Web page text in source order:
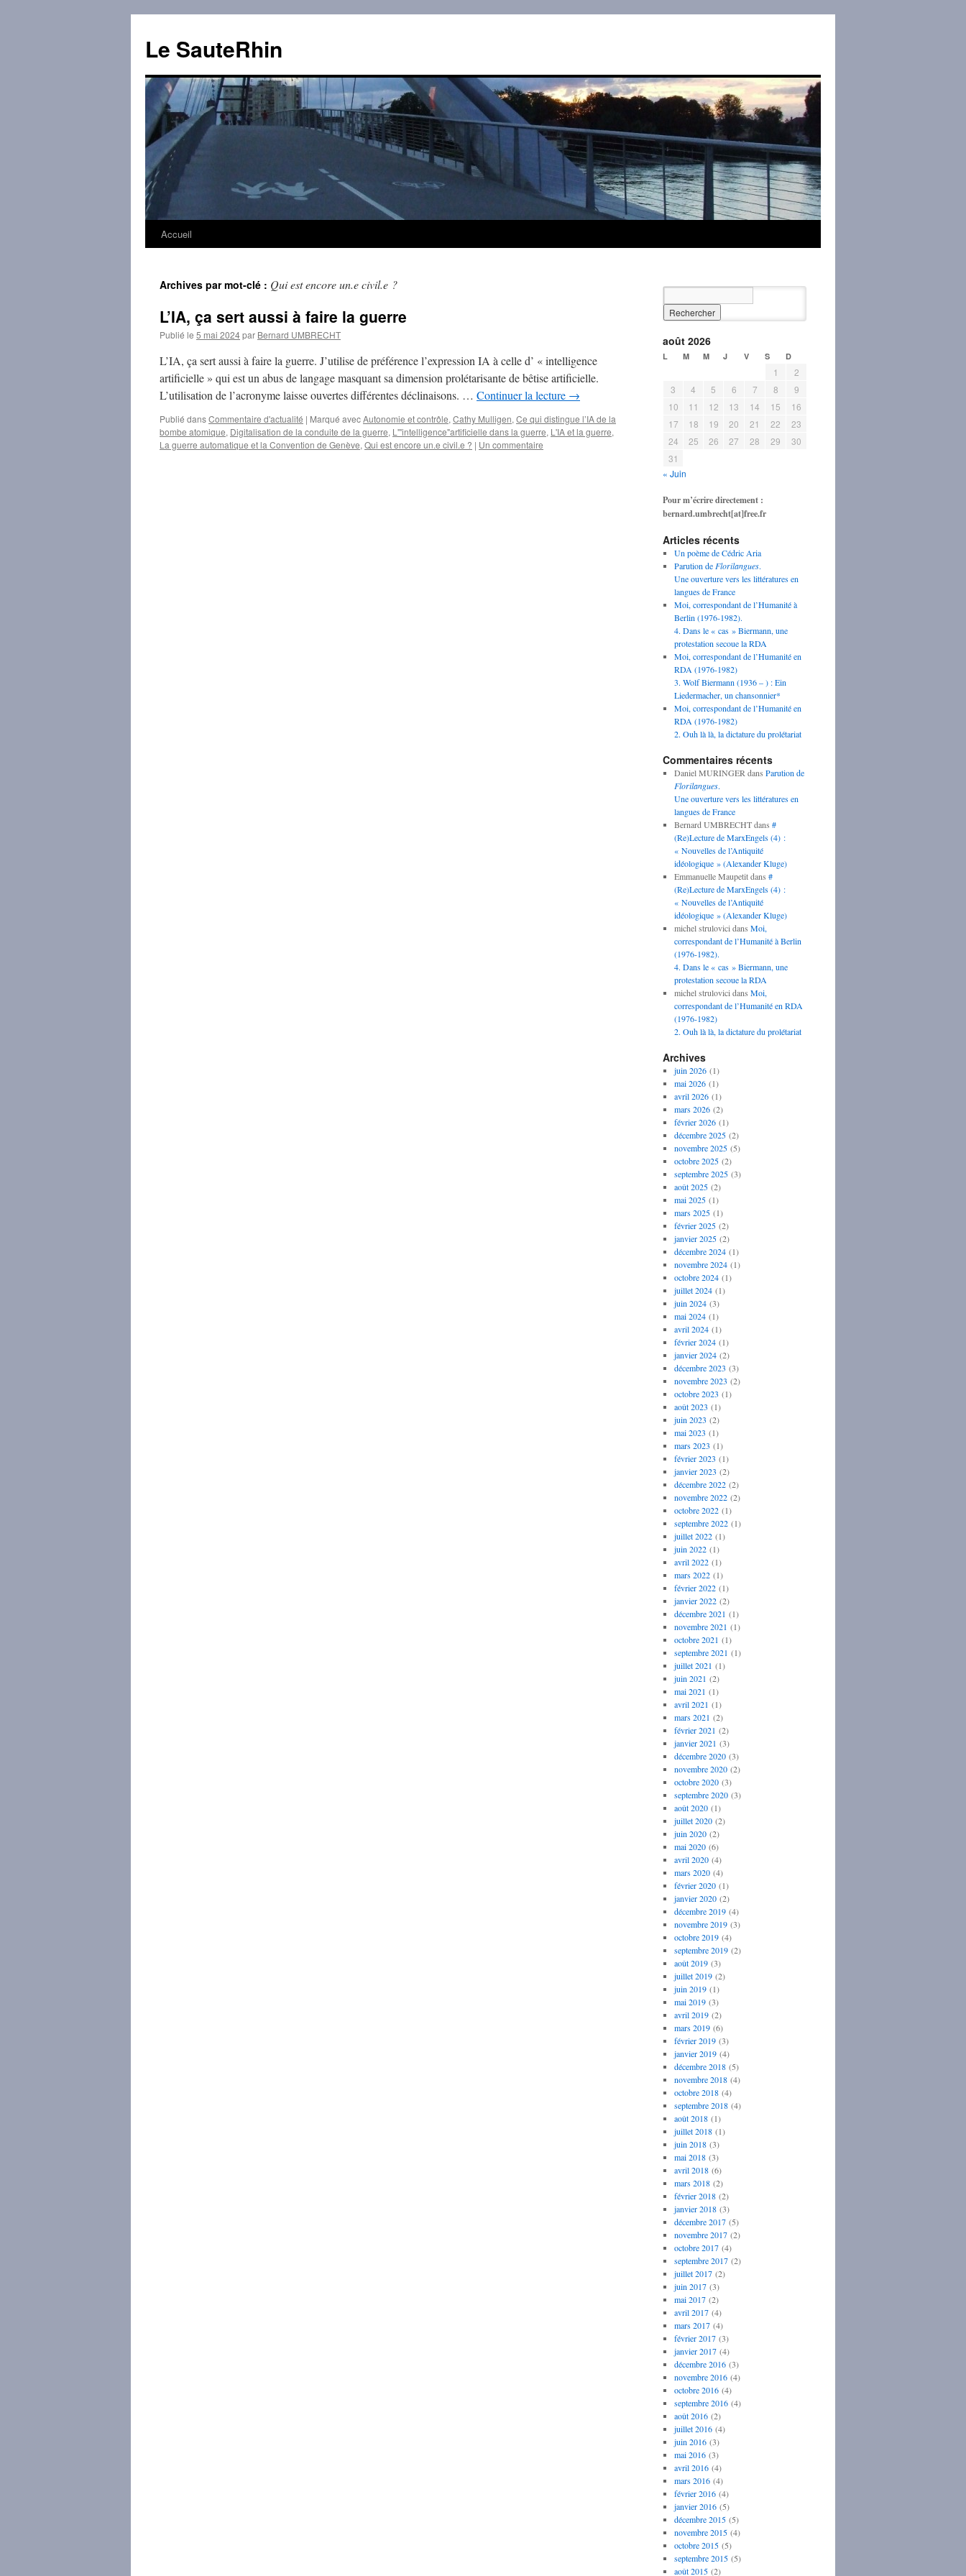
contenu
Le SauteRhin
Accueil
Archives par mot-clé : Qui est encore un.e civil.e ?
L’IA, ça sert aussi à faire la guerre
Publié le 5 mai 2024par Bernard UMBRECHT
L’IA, ça sert aussi à faire la guerre. J’utilise de préférence l’expression IA à celle d’ « intelligence
artificielle » qui est un abus de langage masquant sa dimension prolétarisante de bêtise artificielle.
L’utilisation de l’acronyme laisse ouvertes différentes déclinaisons. … Continuer la lecture →
Publié dansCommentaire d'actualité | Marqué avecAutonomie et contrôle, Cathy Mulligen, Ce qui distingue l’IA de la
bombe atomique, Digitalisation de la conduite de la guerre, L'"intelligence"artificielle dans la guerre, L'IA et la guerre,
La guerre automatique et la Convention de Genève, Qui est encore un.e civil.e ? | Un commentaire
août 2026
L M M J V S D
1
2
3
4 5 6 7 8
9
10
11 12 13 14 15
16
17
18 19 20 21 22
23
24
25 26 27 28 29
30
31
« Juin
Pour m’écrire directement :
bernard.umbrecht[at]free.fr
Articles récents
Un poème de Cédric Aria
Parution de Florilangues.
Une ouverture vers les littératures en
langues de France
Moi, correspondant de l’Humanité à
Berlin (1976-1982).
4. Dans le « cas » Biermann, une
protestation secoue la RDA
Moi, correspondant de l’Humanité en
RDA (1976-1982)
3. Wolf Biermann (1936 – ) : Ein
Liedermacher, un chansonnier*
Moi, correspondant de l’Humanité en
RDA (1976-1982)
2. Ouh là là, la dictature du prolétariat
Commentaires récents
Daniel MURINGER dans Parution de
Florilangues.
Une ouverture vers les littératures en
langues de France
Bernard UMBRECHTdans #
(Re)Lecture de MarxEngels (4) :
« Nouvelles de l’Antiquité
idéologique » (Alexander Kluge)
Emmanuelle Maupetitdans #
(Re)Lecture de MarxEngels (4) :
« Nouvelles de l’Antiquité
idéologique » (Alexander Kluge)
michel strulovici dans Moi,
correspondant de l’Humanité à Berlin
(1976-1982).
4. Dans le « cas » Biermann, une
protestation secoue la RDA
michel strulovici dans Moi,
correspondant de l’Humanité en RDA
(1976-1982)
2. Ouh là là, la dictature du prolétariat
Archives
juin 2026(1)
mai 2026(1)
avril 2026(1)
mars 2026(2)
février 2026(1)
décembre 2025(2)
novembre 2025(5)
octobre 2025(2)
septembre 2025(3)
août 2025(2)
mai 2025(1)
mars 2025(1)
février 2025(2)
janvier 2025(2)
décembre 2024(1)
novembre 2024(1)
octobre 2024(1)
juillet 2024(1)
juin 2024(3)
mai 2024(1)
avril 2024(1)
février 2024(1)
janvier 2024(2)
décembre 2023 (3)
novembre 2023 (2)
octobre 2023 (1)
août 2023 (1)
juin 2023 (2)
mai 2023 (1)
mars 2023 (1)
février 2023 (1)
janvier 2023 (2)
décembre 2022(2)
novembre 2022(2)
octobre 2022(1)
septembre 2022(1)
juillet 2022(1)
juin 2022(1)
avril 2022(1)
mars 2022(1)
février 2022(1)
janvier 2022(2)
décembre 2021 (1)
novembre 2021 (1)
octobre 2021 (1)
septembre 2021 (1)
juillet 2021 (1)
juin 2021 (2)
mai 2021 (1)
avril 2021 (1)
mars 2021 (2)
février 2021 (2)
janvier 2021 (3)
décembre 2020(3)
novembre 2020(2)
octobre 2020(3)
septembre 2020(3)
août 2020(1)
juillet 2020(2)
juin 2020(2)
mai 2020(6)
avril 2020(4)
mars 2020(4)
février 2020(1)
janvier 2020(2)
décembre 2019(4)
novembre 2019(3)
octobre 2019(4)
septembre 2019(2)
août 2019(3)
juillet 2019(2)
juin 2019(1)
mai 2019(3)
avril 2019(2)
mars 2019(6)
février 2019(3)
janvier 2019(4)
décembre 2018(5)
novembre 2018(4)
octobre 2018(4)
septembre 2018(4)
août 2018(1)
juillet 2018(1)
juin 2018(3)
mai 2018(3)
avril 2018(6)
mars 2018(2)
février 2018(2)
janvier 2018(3)
décembre 2017(5)
novembre 2017(2)
octobre 2017(4)
septembre 2017(2)
juillet 2017(2)
juin 2017(3)
mai 2017(2)
avril 2017(4)
mars 2017(4)
février 2017(3)
janvier 2017(4)
décembre 2016(3)
novembre 2016(4)
octobre 2016(4)
septembre 2016(4)
août 2016(2)
juillet 2016(4)
juin 2016(3)
mai 2016(3)
avril 2016(4)
mars 2016(4)
février 2016(4)
janvier 2016(5)
décembre 2015(5)
novembre 2015(4)
octobre 2015(5)
septembre 2015(5)
août 2015(2)